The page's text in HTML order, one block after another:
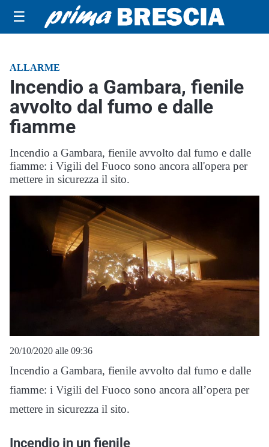
☰
ALLARME
Incendio a Gambara, fienile
avvolto dal fumo e dalle
fiamme
Incendio a Gambara, fienile avvolto dal fumo e dalle
fiamme: i Vigili del Fuoco sono ancora all'opera per
mettere in sicurezza il sito.
20/10/2020 alle 09:36
Incendio a Gambara, fienile avvolto dal fumo e dalle
fiamme: i Vigili del Fuoco sono ancora all’opera per
mettere in sicurezza il sito.
Incendio in un fienile